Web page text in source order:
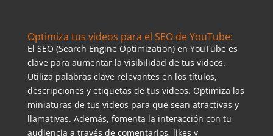
Optimiza tus videos para el SEO de YouTube:
El SEO (Search Engine Optimization) en YouTube es
clave para aumentar la visibilidad de tus videos.
Utiliza palabras clave relevantes en los títulos,
descripciones y etiquetas de tus videos. Optimiza las
miniaturas de tus videos para que sean atractivas y
llamativas. Además, fomenta la interacción con tu
audiencia a través de comentarios, likes y